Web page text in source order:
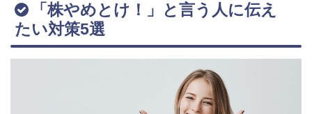
「株やめとけ！」と言う人に伝え
たい対策5選